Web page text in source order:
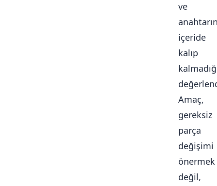
ve
içeride
kalıp
Amaç,
gereksiz
parça
değişimi
önermek
değil,